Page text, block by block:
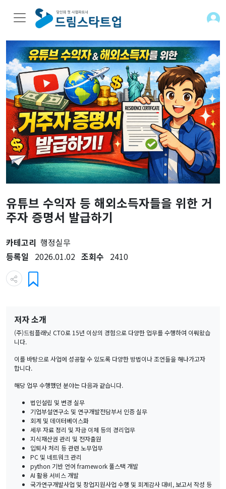
유튜브 수익자 등 해외소득자들을 위한 거
주자 증명서 발급하기
카테고리 행정실무
등록일
2026.01.02 조회수 2410
저자 소개
(주)드림플래닛 CTO로 15년 이상의 경험으로 다양한 업무를 수행하여 이뤄왔습
니다.
이를 바탕으로 사업에 성공할 수 있도록 다양한 방법이나 조언들을 해나가고자
합니다.
해당 업무 수행했던 분야는 다음과 같습니다.
법인설립 및 변경 실무
기업부설연구소 및 연구개발전담부서 인증 실무
회계 및 데이터베이스화
세무 자료 정리 및 자금 이체 등의 경리업무
지식재산권 관리 및 전자출원
입퇴사 처리 등 관련 노무업무
PC 및 네트워크 관리
python 기반 언어 framework 풀스택 개발
AI 활용 서비스 개발
국가연구개발사업 및 창업지원사업 수행 및 회계감사 대비, 보고서 작성 등